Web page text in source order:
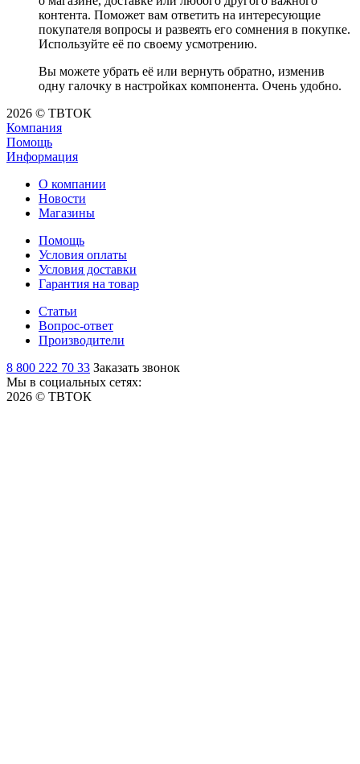
контента. Поможет вам ответить на интересующие
покупателя вопросы и развеять его сомнения в покупке.
Используйте её по своему усмотрению.
Вы можете убрать её или вернуть обратно, изменив
одну галочку в настройках компонента. Очень удобно.
2026 © ТВТОК
Компания
Помощь
Информация
О компании
Новости
Магазины
Помощь
Условия оплаты
Условия доставки
Гарантия на товар
Статьи
Вопрос-ответ
Производители
8 800 222 70 33 Заказать звонок
Мы в социальных сетях:
2026 © ТВТОК